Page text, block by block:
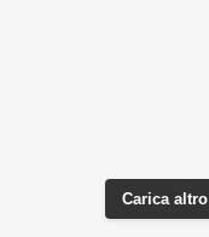
Carica altro